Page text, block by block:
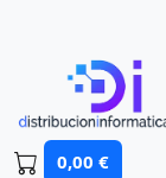
0,00 €